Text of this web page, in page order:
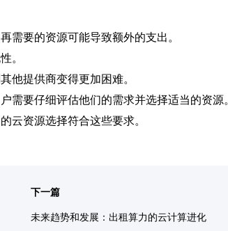
需要的资源可能导致额外的支出。
。
他提供商变得更加困难。
要仔细评估他们的需求并选择适当的资源。
云资源选择符合这些要求。
下一篇
未来趋势和发展：出租算力的云计算进化